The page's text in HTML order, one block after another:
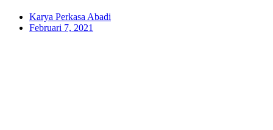
Karya Perkasa Abadi
Februari 7, 2021